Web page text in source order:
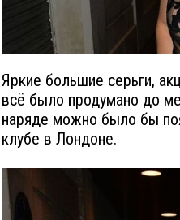
Яркие большие серьги,
всё было продумано до
наряде можно было бы
клубе в Лондоне.